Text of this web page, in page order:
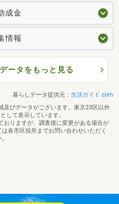
成金
情報
ータをもっと見る
暮らしデータ提供元： 生活ガイド.com
及びデータがございます。東京23区以外
して表示しています。
おりますが、調査後に変更がある場合が
各市区役所までお問い合わせいただく